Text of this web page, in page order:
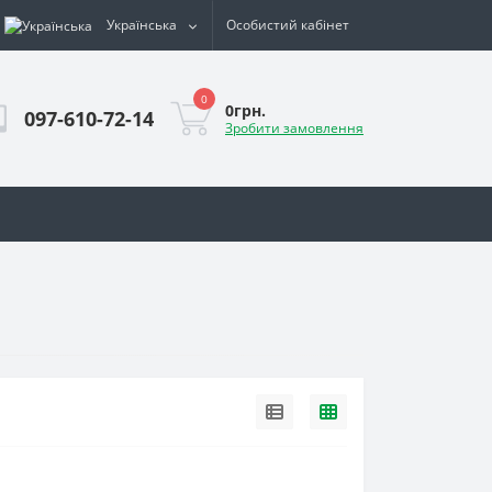
Українська Особистий кабінет
097-610-72-14
0
0грн.
Зробити замовлення